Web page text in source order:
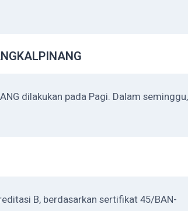
dilakukan pada Pagi. Dalam seminggu,
B, berdasarkan sertifikat 45/BAN-